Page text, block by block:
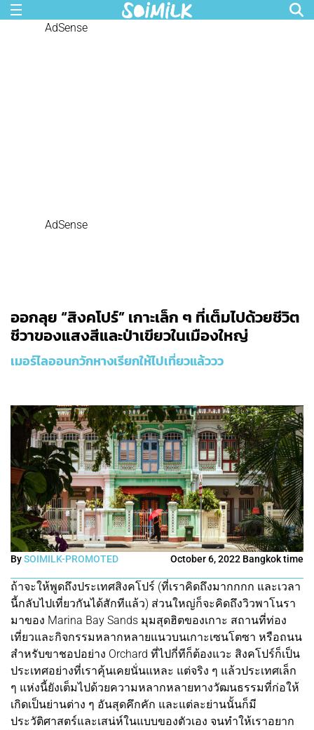
AdSense
AdSense
ออกลุย “สิงคโปร์” เกาะเล็ก ๆ ที่เต็มไปด้วยชีวิต
ชีวาของแสงสีและป่าเขียวในเมืองใหญ่
เมอร์ไลออนกวักหางเรียกให้ไปเที่ยวแล้ววว
BySOIMILK-PROMOTED October 6, 2022 Bangkok time
ถ้าจะให้พูดถึงประเทศสิงคโปร์ (ที่เราคิดถึงมากกกก และเวลา
นี้กลับไปเที่ยวกันได้สักทีแล้ว) ส่วนใหญ่ก็จะคิดถึงวิวพาโนรา
มาของ Marina Bay Sands มุมสุดฮิตของเกาะ สถานที่ท่อง
เที่ยวและกิจกรรมหลากหลายแนวบนเกาะเซนโตซา หรือถนน
สำหรับขาชอปอย่าง Orchard ที่ไปกี่ทีก็ต้องแวะ สิงคโปร์ก็เป็น
ประเทศอย่างที่เราคุ้นเคยนั่นแหละ แต่จริง ๆ แล้วประเทศเล็ก
ๆ แห่งนี้ยังเต็มไปด้วยความหลากหลายทางวัฒนธรรมที่ก่อให้
เกิดเป็นย่านต่าง ๆ อันสุดคึกคัก และแต่ละย่านนั้นก็มี
ประวัติศาสตร์และเสน่ห์ในแบบของตัวเอง จนทำให้เราอยาก